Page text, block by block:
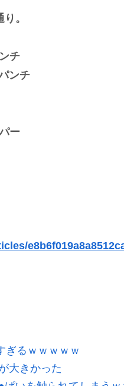
。
チ
ンチ
ー
ぎるｗｗｗｗｗ
大きかった